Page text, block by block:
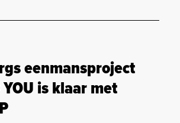
eenmansproject
YOU is klaar met